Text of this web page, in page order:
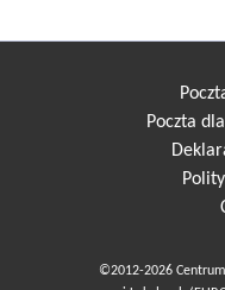
Poczta
©2012-2026